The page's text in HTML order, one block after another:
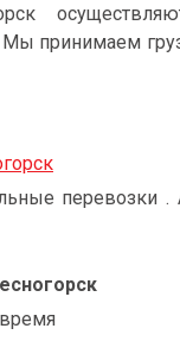
принимаем
перевозки .